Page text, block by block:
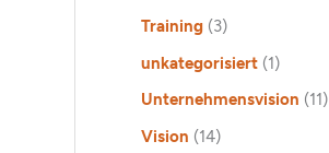
Training(3)
unkategorisiert(1)
Unternehmensvision (11)
Vision (14)